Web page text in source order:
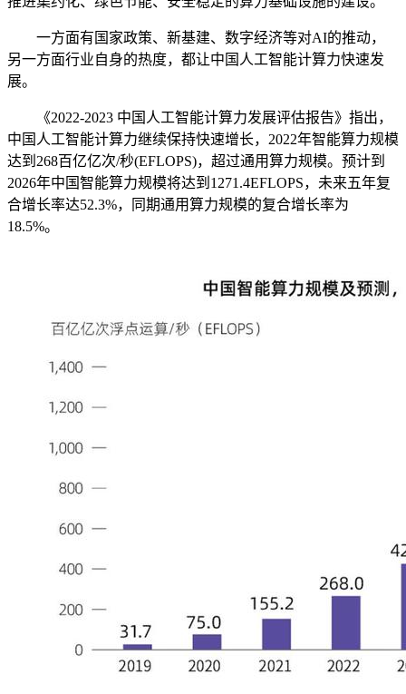
一方面有国家政策、新基建、数字经济等对AI的推动，
另一方面行业自身的热度，都让中国人工智能计算力快速发
展。
《2022-2023 中国人工智能计算力发展评估报告》指出，
中国人工智能计算力继续保持快速增长，2022年智能算力规模
达到268百亿亿次/秒(EFLOPS)，超过通用算力规模。预计到
2026年中国智能算力规模将达到1271.4EFLOPS，未来五年复
合增长率达52.3%，同期通用算力规模的复合增长率为
18.5%。